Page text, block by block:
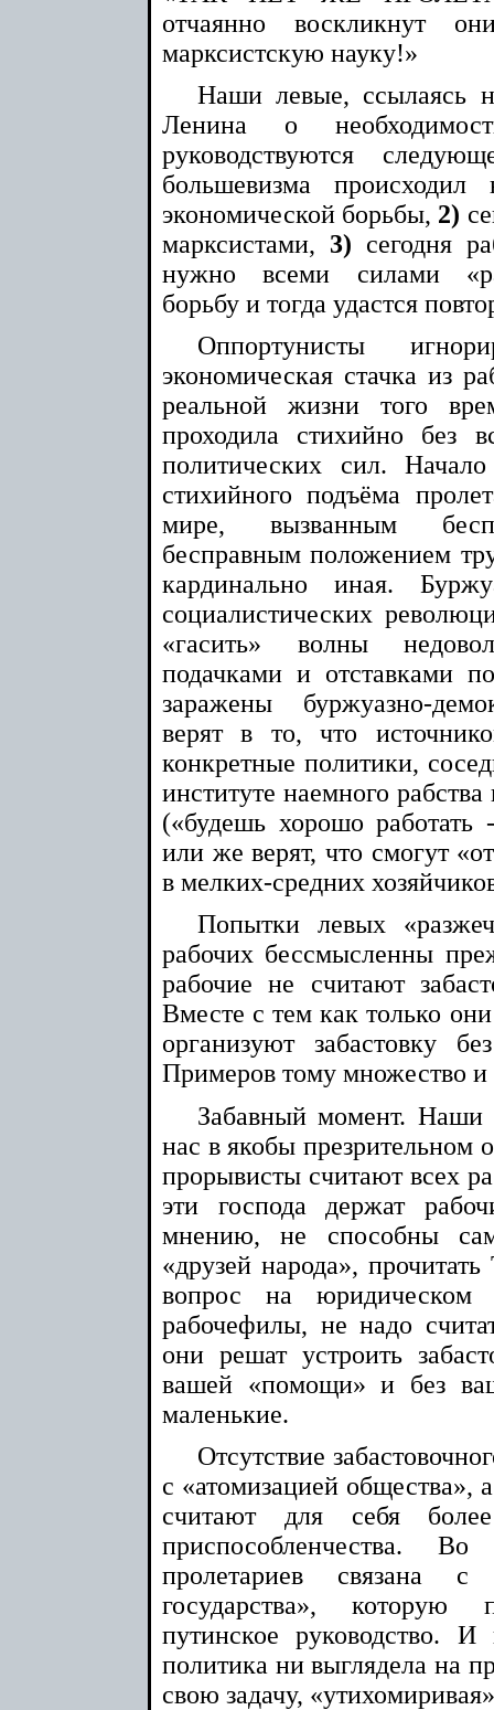
отчаянно воскликнут
марксистскую науку!»
Наши левые, ссылаясь
Ленина о
руководствуются
большевизма
экономической борьбы, 2)
марксистами, 3) сегодня
нужно всеми силами
борьбу и тогда удастся
Оппортунисты
экономическая стачка из
реальной жизни того
проходила стихийно без
политических сил.
стихийного подъёма
мире, вызванным
бесправным положением
кардинально иная.
социалистических
«гасить» волны
подачками и отставками
заражены буржуазно-
верят в то, что
конкретные политики,
институте наемного
(«будешь хорошо работать
или же верят, что смогут
в мелких-средних
Попытки левых
рабочих бессмысленны
рабочие не считают
Вместе с тем как только
организуют забастовку
Примеров тому множество
Забавный момент. Наши
нас в якобы презрительном
прорывисты считают всех
эти господа держат
мнению, не способны
«друзей народа»,
вопрос на юридическом
рабочефилы, не надо
они решат устроить
вашей «помощи» и без
маленькие.
Отсутствие
с «атомизацией общества»,
считают для себя
приспособленчества.
пролетариев связана с
государства»,
путинское руководство.
политика ни выглядела на
свою задачу,